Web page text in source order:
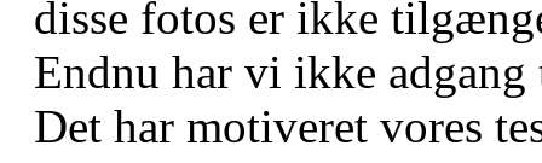
disse fotos er ikke
Endnu har vi ikke
Det har motiveret vores